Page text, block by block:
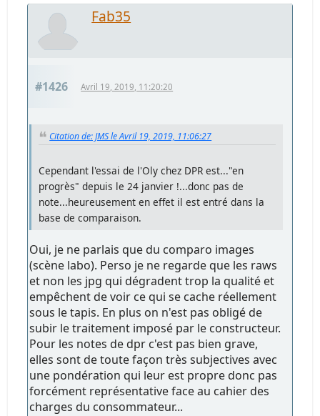
Fab35
#1426 Avril 19, 2019, 11:20:20
Citation de: JMS le Avril 19, 2019, 11:06:27
Cependant l'essai de l'Oly chez DPR est..."en
progrès" depuis le 24 janvier !...donc pas de
note...heureusement en effet il est entré dans la
base de comparaison.
Oui, je ne parlais que du comparo images
(scène labo). Perso je ne regarde que les raws
et non les jpg qui dégradent trop la qualité et
empêchent de voir ce qui se cache réellement
sous le tapis. En plus on n'est pas obligé de
subir le traitement imposé par le constructeur.
Pour les notes de dpr c'est pas bien grave,
elles sont de toute façon très subjectives avec
une pondération qui leur est propre donc pas
forcément représentative face au cahier des
charges du consommateur...